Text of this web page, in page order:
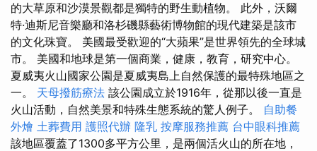
的大草原和沙漠景觀都是獨特的野生動植物。 此外，沃爾
特·迪斯尼音樂廳和洛杉磯縣藝術博物館的現代建築是該市
的文化珠寶。 美國最受歡迎的“大蘋果”是世界領先的全球城
市。 美國和地球是第一個商業，健康，教育，研究中心。
夏威夷火山國家公園是夏威夷島上自然保護的最特殊地區之
一。 天母撥筋療法 該公園成立於1916年，從那以後一直是
火山活動，自然美景和特殊生態系統的驚人例子。 自助餐
外燴 土葬費用 護照代辦 隆乳 按摩服務推薦 台中眼科推薦
該地區覆蓋了1300多平方公里，是兩個活火山的所在地，